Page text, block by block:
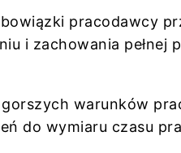
pracodawcy
i zachowania pełnej
warunków
do wymiaru czasu